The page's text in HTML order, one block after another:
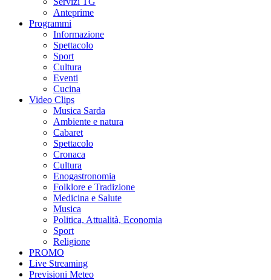
Anteprime
Programmi
Informazione
Spettacolo
Sport
Cultura
Eventi
Cucina
Video Clips
Musica Sarda
Ambiente e natura
Cabaret
Spettacolo
Cronaca
Cultura
Enogastronomia
Folklore e Tradizione
Medicina e Salute
Musica
Politica, Attualità, Economia
Sport
Religione
PROMO
Live Streaming
Previsioni Meteo